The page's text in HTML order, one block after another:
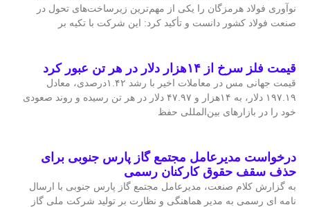
نوآوری فولاد هرمزگان را یکی از مهم‌ترین زیرساخت‌های تحول در
صنعت فولاد کشور دانست و تأکید کرد: این شرکت با تکیه بر
قیمت فلز سرخ از ۱۴هزار دلار در هر تن عبور کرد
قیمت جهانی مس در معاملات اخیر با رشد ۱.۴۲درصدی، معادل
۱۹۷.۱۹ دلار، به ۱۴هزار و ۴۷.۹۷ دلار در هر تن رسیده و روند صعودی
خود را در بازارهای بین‌المللی حفظ
درخواست مدیرعامل مجتمع گاز پارس جنوبی برای
حذف سقف حقوق کارکنان رسمی
به گزارش کلام صنعت، مدیرعامل مجتمع گاز پارس جنوبی با ارسال
نامه ای رسمی به مدیر هماهنگی و نظارت بر تولید شرکت ملی گاز